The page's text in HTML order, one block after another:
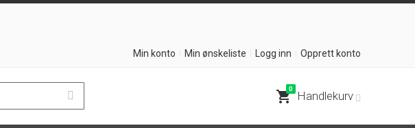
Min konto Min ønskeliste Logg inn Opprett konto
shopping_cart
0
Handlekurv